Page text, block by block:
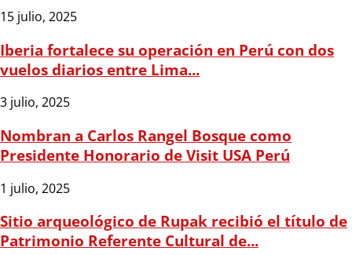
15 julio, 2025
Iberia fortalece su operación en Perú con dos
vuelos diarios entre Lima...
3 julio, 2025
Nombran a Carlos Rangel Bosque como
Presidente Honorario de Visit USA Perú
1 julio, 2025
Sitio arqueológico de Rupak recibió el título de
Patrimonio Referente Cultural de...